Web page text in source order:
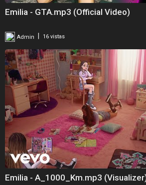
Emilia - GTA.mp3 (Official Video)
Admin 16 vistas
Emilia - A_1000_Km.mp3